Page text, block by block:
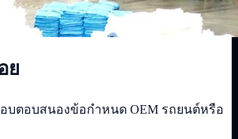
ย
บตอบสนองข้อกำหนด OEM รถยนต์หรือ